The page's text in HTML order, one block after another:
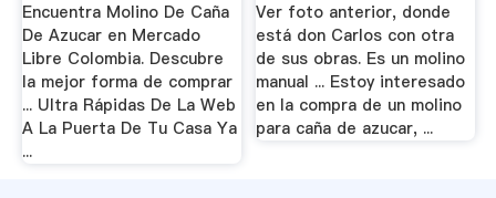
Encuentra Molino De Caña
De Azucar en Mercado
Libre Colombia. Descubre
la mejor forma de comprar
... Ultra Rápidas De La Web
A La Puerta De Tu Casa Ya
...
Ver foto anterior, donde
está don Carlos con otra
de sus obras. Es un molino
manual ... Estoy interesado
en la compra de un molino
para caña de azucar, ...